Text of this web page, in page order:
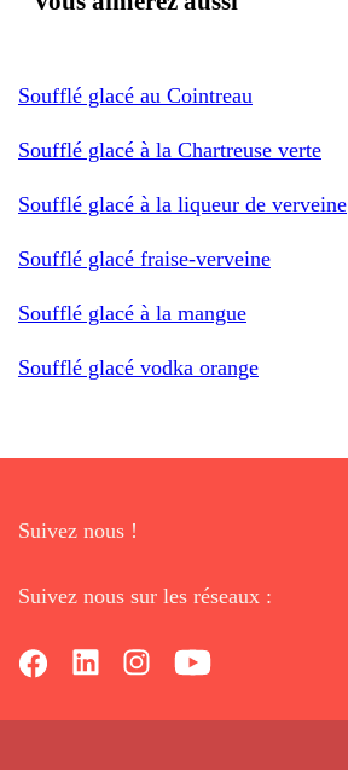
Soufflé glacé au Cointreau
Soufflé glacé à la Chartreuse verte
Soufflé glacé à la liqueur de verveine
Soufflé glacé fraise-verveine
Soufflé glacé à la mangue
Soufflé glacé vodka orange
Suivez nous !
Suivez nous sur les réseaux :